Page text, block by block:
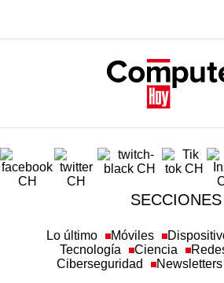
SECCIONES
Lo último Móviles
Tecnología
Ciencia
Ciberseguridad
Newsletters